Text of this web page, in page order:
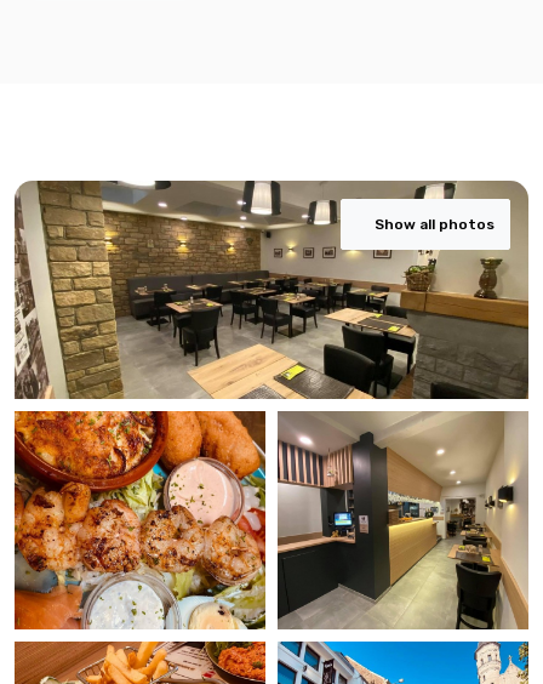
Show all photos